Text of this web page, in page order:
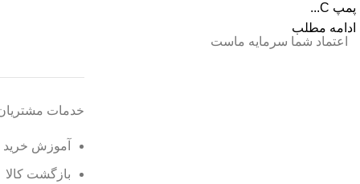
پمپ C...
ادامه مطلب
اعتماد شما سرمایه ماست
خدمات
آموزش خرید
بازگشت کالا